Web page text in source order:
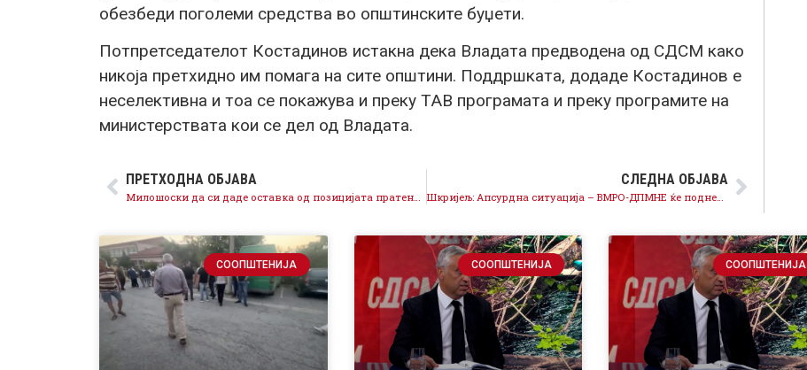
обезбеди поголеми средства во општинските буџети.
Потпретседателот Костадинов истакна дека Владата предводена од СДСМ како
никоја претхидно им помага на сите општини. Поддршката, додаде Костадинов е
неселективна и тоа се покажува и преку ТАВ програмата и преку програмите на
министерствата кои се дел од Владата.
ПРЕТХОДНА ОБЈАВА СЛЕДНА ОБЈАВА
СООПШТЕНИЈА СООПШТЕНИЈА СООПШТЕНИЈА